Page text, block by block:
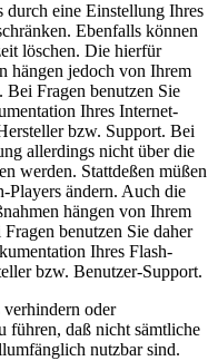
durch eine Einstellung Ihres
Ebenfalls können
löschen. Die hierfür
hängen jedoch von Ihrem
Fragen benutzen Sie
Ihres Internet-
bzw. Support. Bei
allerdings nicht über die
werden. Stattdeßen müßen
Players ändern. Auch die
hängen von Ihrem
benutzen Sie daher
Ihres Flash-
bzw. Benutzer-Support.
oder
führen, daß nicht sämtliche
nutzbar sind.